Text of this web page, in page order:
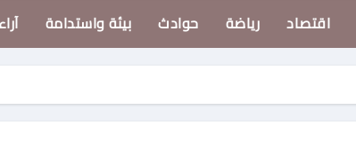
اقتصاد رياضة حوادث بيئة واستدامة